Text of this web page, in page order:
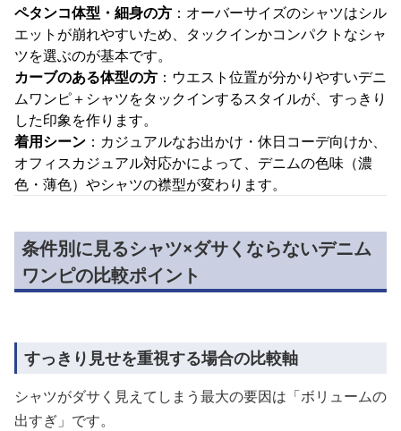
ペタンコ体型・細身の方 ：オーバーサイズのシャツはシル
エットが崩れやすいため、タックインかコンパクトなシャ
ツを選ぶのが基本です。
カーブのある体型の方 ：ウエスト位置が分かりやすいデニ
ムワンピ＋シャツをタックインするスタイルが、すっきり
した印象を作ります。
着用シーン ：カジュアルなお出かけ・休日コーデ向けか、
オフィスカジュアル対応かによって、デニムの色味（濃
色・薄色）やシャツの襟型が変わります。
条件別に見るシャツ×ダサくならないデニム
ワンピの比較ポイント
すっきり見せを重視する場合の比較軸
シャツがダサく見えてしまう最大の要因は「ボリュームの
出すぎ」です。